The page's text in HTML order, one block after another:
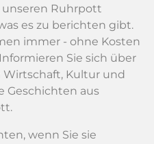
Ruhrpott
es zu berichten gibt.
immer - ohne Kosten
Sie sich über
Kultur und
Geschichten aus
wenn Sie sie